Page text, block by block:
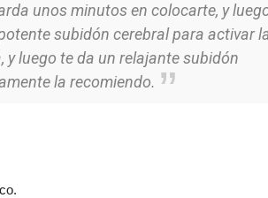
unos minutos en colocarte, y
subidón cerebral para activar
y luego te da un relajante subidón
la recomiendo.